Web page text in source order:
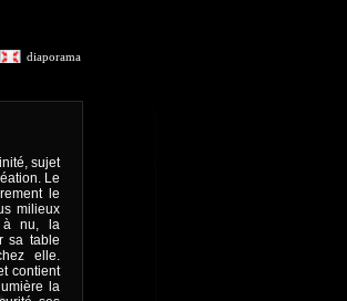
diaporama
sujet
Le
le
milieux
à nu, la
sa table
elle.
contient
la